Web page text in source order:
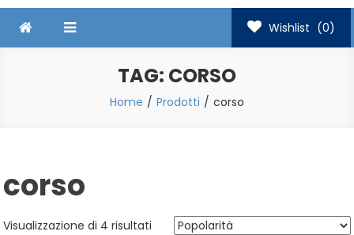
Wishlist (0)
TAG: CORSO
Home Prodotti corso
corso
Visualizzazione di 4 risultati Popolarità